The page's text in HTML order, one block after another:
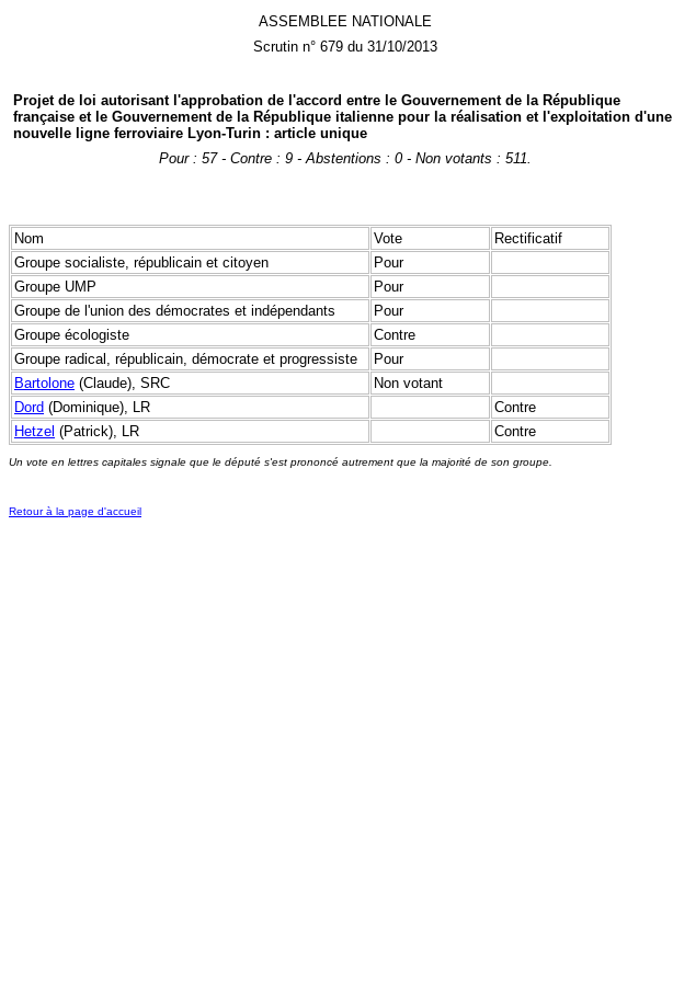
ASSEMBLEE NATIONALE
Scrutin n° 679 du 31/10/2013
Projet de loi autorisant l'approbation de l'accord entre le Gouvernement de la République
française et le Gouvernement de la République italienne pour la réalisation et l'exploitation d'une
nouvelle ligne ferroviaire Lyon-Turin : article unique
Pour : 57 - Contre : 9 - Abstentions : 0 - Non votants : 511.
Nom Vote
Rectificatif
Groupe socialiste, républicain et citoyen
Pour
Groupe UMP
Pour
Groupe de l'union des démocrates et indépendants
Pour
Groupe écologiste
Contre
Groupe radical, républicain, démocrate et progressiste
Pour
Bartolone (Claude), SRC
Non votant
Dord (Dominique), LR
Contre
Hetzel (Patrick), LR Contre
Un vote en lettres capitales signale que le député s'est prononcé autrement que la majorité de son groupe.
Retour à la page d'accueil